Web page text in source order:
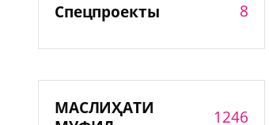
Спецпроекты 8
МАСЛИҲАТИ
1246